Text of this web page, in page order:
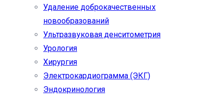
Удаление доброкачественных
новообразований
Ультразвуковая денситометрия
Урология
Хирургия
Электрокардиограмма (ЭКГ)
Эндокринология